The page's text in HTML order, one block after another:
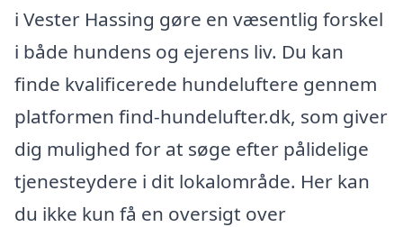
i Vester Hassing gøre en væsentlig forskel
i både hundens og ejerens liv. Du kan
finde kvalificerede hundeluftere gennem
platformen find-hundelufter.dk, som giver
dig mulighed for at søge efter pålidelige
tjenesteydere i dit lokalområde. Her kan
du ikke kun få en oversigt over